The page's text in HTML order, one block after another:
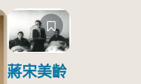
蔣宋美齡